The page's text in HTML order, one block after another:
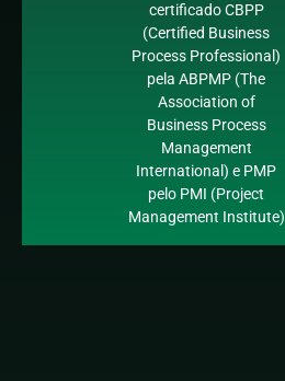
certificado CBPP
(Certified Business
Process Professional)
pela ABPMP (The
Association of
Business Process
Management
International) e PMP
pelo PMI (Project
Management Institute)